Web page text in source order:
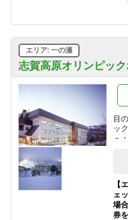
は
【
ニ
1
【
素
志賀高原オリンピッ
エリア: 一の瀬
目
ッ
－
【
ェ
場
券